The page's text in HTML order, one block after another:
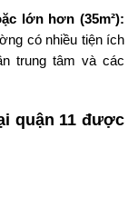
lớn hơn (35m²):
có nhiều tiện ích
trung tâm và các
quận 11 được